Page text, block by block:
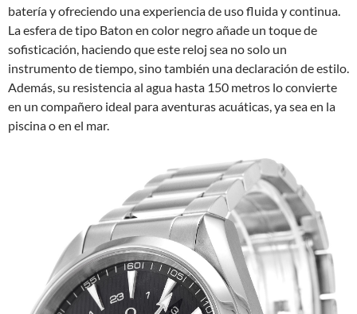
batería y ofreciendo una experiencia de uso fluida y continua.
La esfera de tipo Baton en color negro añade un toque de
sofisticación, haciendo que este reloj sea no solo un
instrumento de tiempo, sino también una declaración de estilo.
Además, su resistencia al agua hasta 150 metros lo convierte
en un compañero ideal para aventuras acuáticas, ya sea en la
piscina o en el mar.